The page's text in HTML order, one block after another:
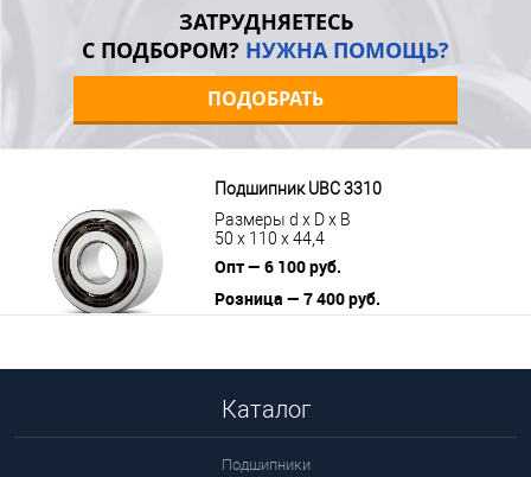
ЗАТРУДНЯЕТЕСЬ
С ПОДБОРОМ? НУЖНА ПОМОЩЬ?
ПОДОБРАТЬ
Подшипник UBC 3310
Размеры d x D x B
50 x 110 x 44,4
Опт — 6 100 руб.
Розница — 7 400 руб.
Каталог
Подшипники